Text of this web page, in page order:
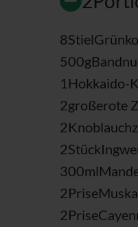
8Stiel
500g
1 Hokkaido-
2großerote
2
2Stück
300ml
2Prise
2Prise